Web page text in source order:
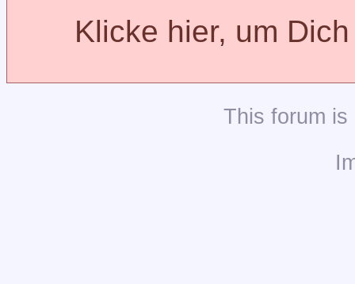
Klicke hier, um
This forum is